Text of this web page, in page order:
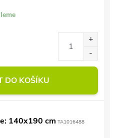
DO KOŠÍKU
140x190 cm TA1016488